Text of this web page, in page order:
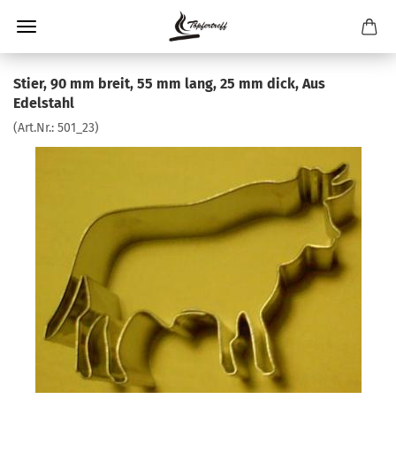
Stier, 90 mm breit, 55 mm lang, 25 mm dick, Aus
Edelstahl
(Art.Nr.: 501_23)